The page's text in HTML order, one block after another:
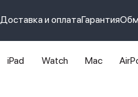
Доставка и оплатаГарантия
iPad Watch Mac